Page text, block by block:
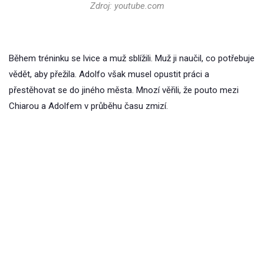
Zdroj: youtube.com
Během tréninku se lvice a muž sblížili. Muž ji naučil, co potřebuje
vědět, aby přežila. Adolfo však musel opustit práci a
přestěhovat se do jiného města. Mnozí věřili, že pouto mezi
Chiarou a Adolfem v průběhu času zmizí.